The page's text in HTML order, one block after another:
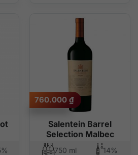
Salentein Barrel
Selection Malbec
760.000 ₫
750 ml 14%